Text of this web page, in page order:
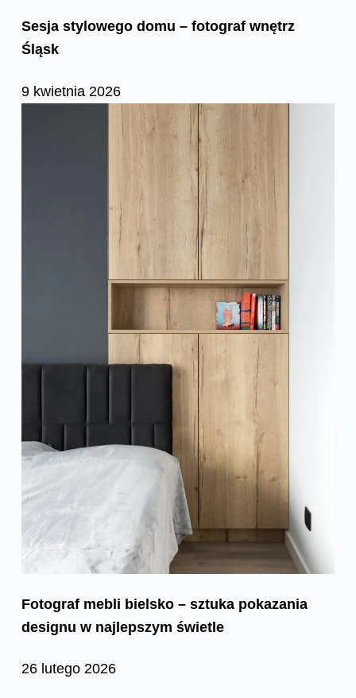
Sesja stylowego domu – fotograf wnętrz
Śląsk
9 kwietnia 2026
Fotograf mebli bielsko – sztuka pokazania
designu w najlepszym świetle
26 lutego 2026